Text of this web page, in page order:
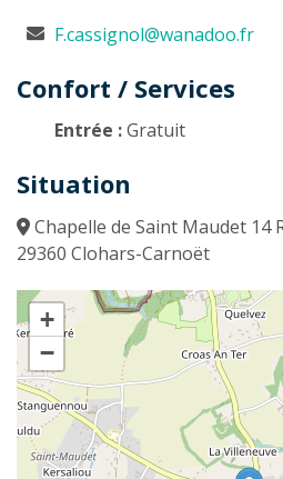
F.cassignol@wanadoo.fr
Confort / Services
Entrée :Gratuit
Situation
Chapelle de Saint Maudet 14
29360 Clohars-Carnoët
+
−